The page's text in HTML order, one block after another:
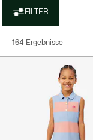
FILTER
164 Ergebnisse